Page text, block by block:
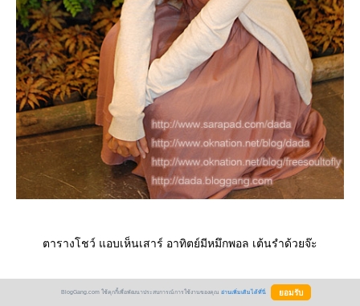
ตารางโชว์ แอบเห็นเสาร์ อาทิตย์มีหมึกพอล เต้นรำด้วยจ๊ะ
BlogGang.com ใช้คุกกี้เพื่อพัฒนาประสบการณ์การใช้งานของคุณ อ่านเพิ่มเติมได้ที่นี่